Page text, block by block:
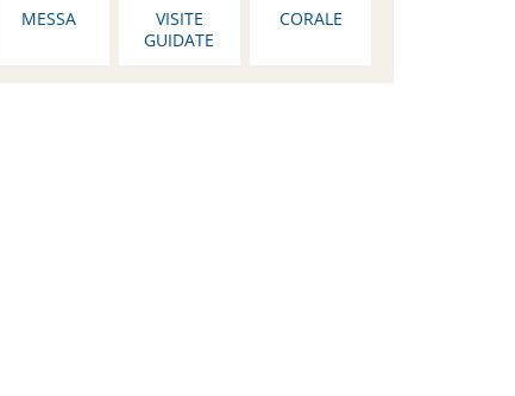
MESSA
VISITE
GUIDATE
CORALE